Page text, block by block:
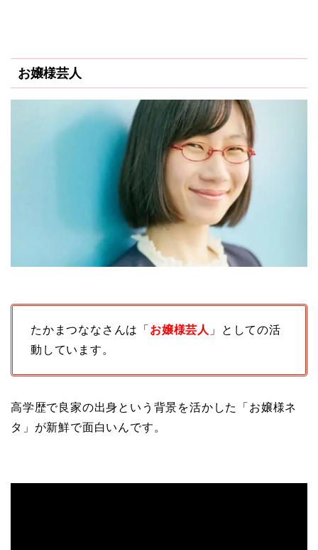
お嬢様芸人
たかまつななさんは「 お嬢様芸人 」としての活
動しています。
高学歴で良家の出身という背景を活かした「お嬢様ネ
タ」が新鮮で面白いんです。